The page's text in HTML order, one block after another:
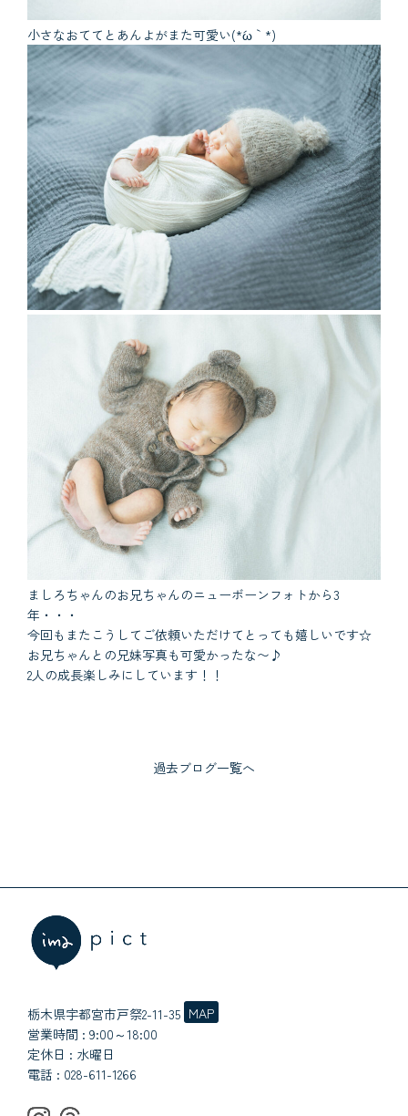
小さなおててとあんよがまた可愛い(*´ω｀*)
ましろちゃんのお兄ちゃんのニューボーンフォトから3
年・・・
今回もまたこうしてご依頼いただけてとっても嬉しいです☆
お兄ちゃんとの兄妹写真も可愛かったな〜♪
2人の成長楽しみにしています！！
過去ブログ一覧へ
栃木県宇都宮市戸祭2-11-35 MAP
営業時間 : 9:00～18:00
定休日 : 水曜日
電話 : 028-611-1266